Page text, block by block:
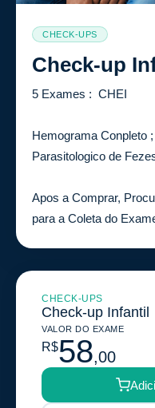
CHECK-UPS
Check-up
5 Exames : CHEI
Hemograma Conpleto
Parasitologico de
Apos a Comprar,
para a Coleta do
CHECK-UPS
Check-up Infantil
VALOR DO EXAME
R$58,00